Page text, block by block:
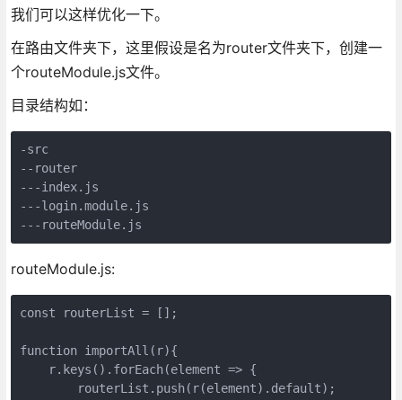
我们可以这样优化一下。
在路由文件夹下，这里假设是名为router文件夹下，创建一
个routeModule.js文件。
目录结构如：
-src
--router
---index.js
---login.module.js
---routeModule.js
routeModule.js:
const routerList = [];
function importAll(r){
    r.keys().forEach(element => {
        routerList.push(r(element).default);